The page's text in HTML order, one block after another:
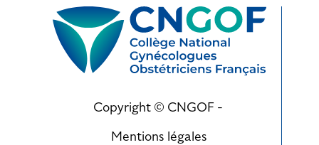
Copyright © CNGOF -
Mentions légales